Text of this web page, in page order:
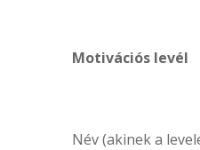
Motivációs levél
Név (akinek a